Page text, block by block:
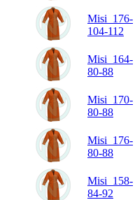
Misi_176-
104-112
Misi_164-
80-88
Misi_170-
80-88
Misi_176-
80-88
Misi_158-
84-92